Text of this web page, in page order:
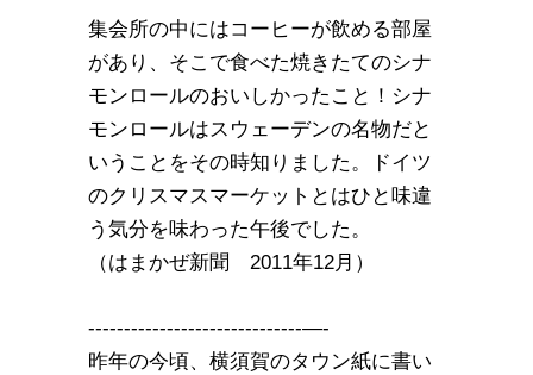
集会所の中にはコーヒーが飲める部屋
があり、そこで食べた焼きたてのシナ
モンロールのおいしかったこと！シナ
モンロールはスウェーデンの名物だと
いうことをその時知りました。ドイツ
のクリスマスマーケットとはひと味違
う気分を味わった午後でした。
（はまかぜ新聞 2011年12月）
------------------------------—-
昨年の今頃、横須賀のタウン紙に書い